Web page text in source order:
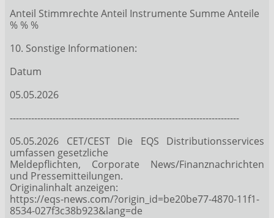
Anteil Stimmrechte Anteil Instrumente Summe Anteile
% % %
10. Sonstige Informationen:
Datum
05.05.2026
---------------------------------------------------------------------------
05.05.2026 CET/CEST Die EQS Distributionsservices
umfassen gesetzliche
Meldepflichten, Corporate News/Finanznachrichten
und Pressemitteilungen.
Originalinhalt anzeigen:
https://eqs-news.com/?origin_id=be20be77-4870-11f1-
8534-027f3c38b923&lang=de